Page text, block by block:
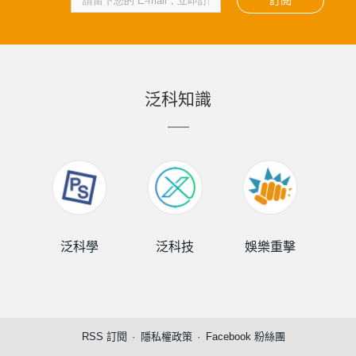
泛科知識
泛科學 泛科技 娛樂重擊
RSS 訂閱 隱私權政策 Facebook 粉絲團